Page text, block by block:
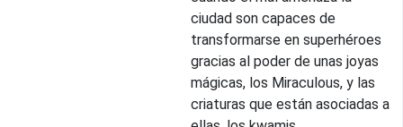
ciudad son capaces de
transformarse en superhéroes
gracias al poder de unas joyas
mágicas, los Miraculous, y las
criaturas que están asociadas a